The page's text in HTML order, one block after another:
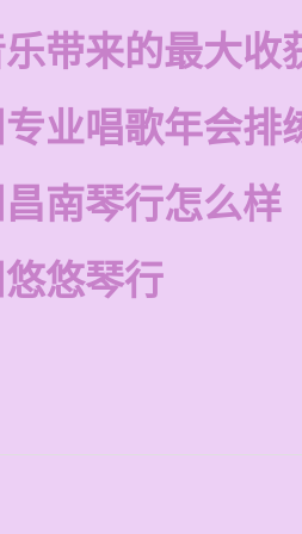
带来的最大收
业唱歌年会排
南琴行怎么样
悠琴行